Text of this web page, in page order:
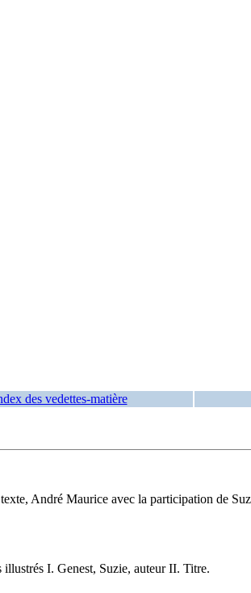
des vedettes-matière
André Maurice avec la participation de
I. Genest, Suzie, auteur II. Titre.